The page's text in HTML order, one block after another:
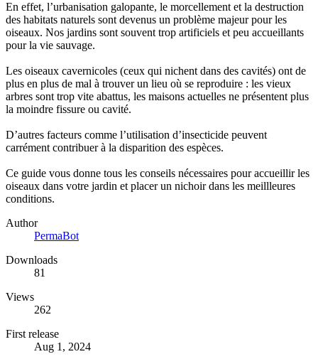
En effet, l’urbanisation galopante, le morcellement et la destruction
des habitats naturels sont devenus un problème majeur pour les
oiseaux. Nos jardins sont souvent trop artificiels et peu accueillants
pour la vie sauvage.
Les oiseaux cavernicoles (ceux qui nichent dans des cavités) ont de
plus en plus de mal à trouver un lieu où se reproduire : les vieux
arbres sont trop vite abattus, les maisons actuelles ne présentent plus
la moindre fissure ou cavité.
D’autres facteurs comme l’utilisation d’insecticide peuvent
carrément contribuer à la disparition des espèces.
Ce guide vous donne tous les conseils nécessaires pour accueillir les
oiseaux dans votre jardin et placer un nichoir dans les meillleures
conditions.
Author
PermaBot
Downloads
81
Views
262
First release
Aug 1, 2024